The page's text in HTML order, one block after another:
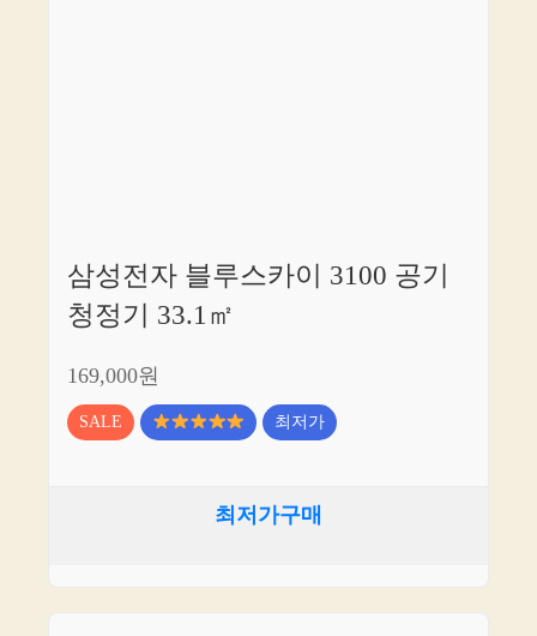
삼성전자 블루스카이 3100 공기
청정기 33.1㎡
169,000원
SALE 최저가
최저가구매